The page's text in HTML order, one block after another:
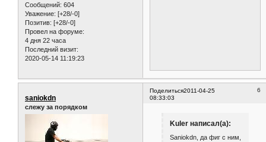
Сообщений: 604
Уважение: [+28/-0]
Позитив: [+28/-0]
Провел на форуме:
4 дня 22 часа
Последний визит:
2020-05-14 11:19:23
Поделиться 6
2011-04-25
08:33:03
saniokdn
слежу за порядком
Kuler написал(а):
Saniokdn, да фиг с ним,